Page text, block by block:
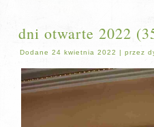
dni otwarte 2022
Dodane 24 kwietnia 2022 |przez